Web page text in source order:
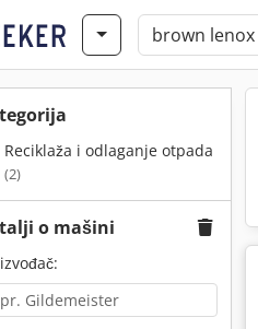
Reciklaža i odlaganje otpada
(2)
o mašini